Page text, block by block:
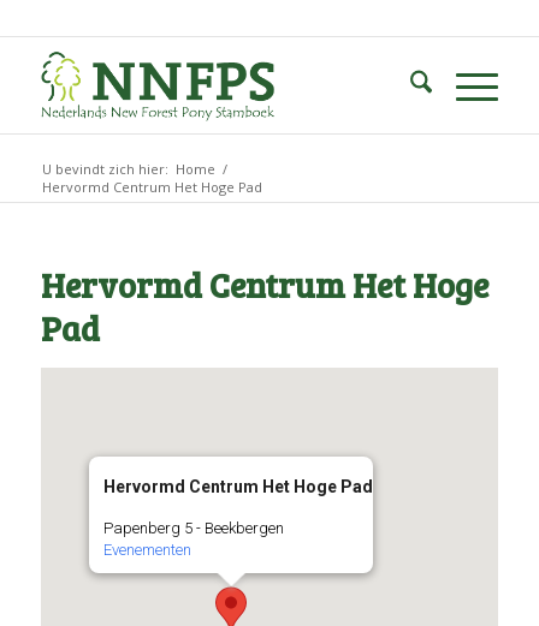
U bevindt zich hier: Home /
Hervormd Centrum Het Hoge Pad
Hervormd Centrum Het Hoge
Pad
Hervormd Centrum Het Hoge Pad
Papenberg 5 - Beekbergen
Evenementen